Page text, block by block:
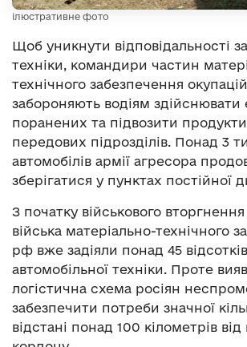
ілюстративне фото
Щоб уникнути відповідальності
техніки, командири частин
технічного забезпечення
забороняють водіям здійснювати
поранених та підвозити
передових підрозділів. Понад 3
автомобілів армії агресора
зберігатися у пунктах постійної
З початку військового
війська матеріально-технічного
рф вже задіяли понад 45
автомобільної техніки. Проте
логістична схема росіян
забезпечити потреби значної
відстані понад 100 кілометрів від